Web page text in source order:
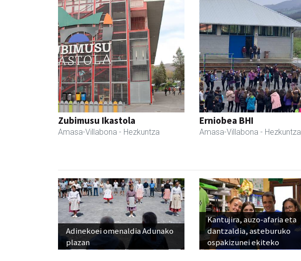
Zubimusu Ikastola
Amasa-Villabona - Hezkuntza
Erniobea BHI
Amasa-Villabona - Hezkuntza
Adinekoei omenaldia Adunako
plazan
Kantujira, auzo-afaria eta
dantzaldia, asteburuko
ospakizunei ekiteko